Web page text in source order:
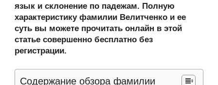
язык и склонение по падежам. Полную
характеристику фамилии Велитченко и ее
суть вы можете прочитать онлайн в этой
статье совершенно бесплатно без
регистрации.
Содержание обзора фамилии